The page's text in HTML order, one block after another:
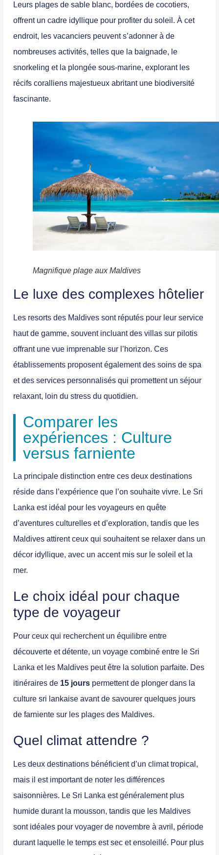
Leurs plages de sable blanc, bordées de cocotiers,
offrent un cadre idyllique pour profiter du soleil. À cet
endroit, les vacanciers peuvent s’adonner à de
nombreuses activités, telles que la baignade, le
snorkeling et la plongée sous-marine, explorant les
récifs coralliens majestueux abritant une biodiversité
fascinante.
Magnifique plage aux Maldives
Le luxe des complexes hôtelier
Les resorts des Maldives sont réputés pour leur service
haut de gamme, souvent incluant des villas sur pilotis
offrant une vue imprenable sur l’horizon. Ces
établissements proposent également des soins de spa
et des services personnalisés qui promettent un séjour
relaxant, loin du stress du quotidien.
Comparer les
expériences : Culture
versus farniente
La principale distinction entre ces deux destinations
réside dans l’expérience que l’on souhaite vivre. Le Sri
Lanka est idéal pour les voyageurs en quête
d’aventures culturelles et d’exploration, tandis que les
Maldives attirent ceux qui souhaitent se relaxer dans un
décor idyllique, avec un accent mis sur le soleil et la
mer.
Le choix idéal pour chaque
type de voyageur
Pour ceux qui recherchent un équilibre entre
découverte et détente, un voyage combiné entre le Sri
Lanka et les Maldives peut être la solution parfaite. Des
itinéraires de 15 jours permettent de plonger dans la
culture sri lankaise avant de savourer quelques jours
de farniente sur les plages des Maldives.
Quel climat attendre ?
Les deux destinations bénéficient d’un climat tropical,
mais il est important de noter les différences
saisonnières. Le Sri Lanka est généralement plus
humide durant la mousson, tandis que les Maldives
sont idéales pour voyager de novembre à avril, période
durant laquelle le temps est sec et ensoleillé. Pour plus